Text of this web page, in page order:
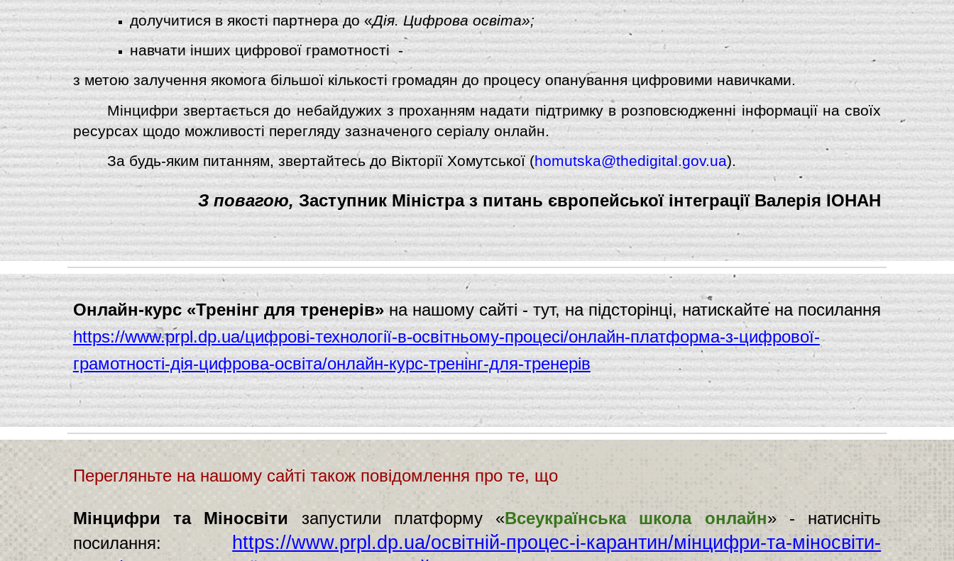
долучитися в якості партнера до «Дія. Цифрова освіта»;
навчати інших цифрової грамотності  -
з метою залучення якомога більшої кількості громадян до процесу опанування цифровими навичками.
Мінцифри звертається до небайдужих з проханням надати підтримку в розповсюдженні інформації на своїх
ресурсах щодо можливості перегляду зазначеного серіалу онлайн.
За будь-яким питанням, звертайтесь до Вікторії Хомутської (homutska@thedigital.gov.ua).
З повагою, Заступник Міністра з питань європейської інтеграції Валерія ІОНАН
Онлайн-курс «Тренінг для тренерів»на нашому сайті - тут, на підсторінці, натискайте на посилання
https://www.prpl.dp.ua/цифрові-технології-в-освітньому-процесі/онлайн-платформа-з-цифрової-
грамотності-дія-цифрова-освіта/онлайн-курс-тренінг-для-тренерів
Перегляньте на нашому сайті також повідомлення про те, що
Мінцифри та Міносвіти запустили платформу «Всеукраїнська школа онлайн» - натисніть
посилання:
https://www.prpl.dp.ua/освітній-процес-і-карантин/мінцифри-та-міносвіти-